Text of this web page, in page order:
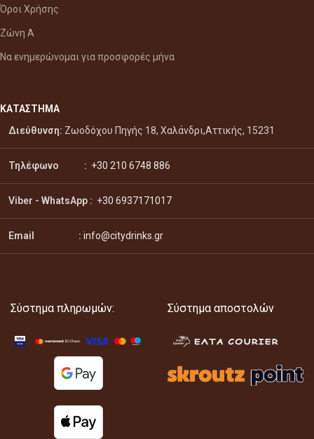
Όροι Χρήσης
Ζώνη Α
Να ενημερώνομαι για προσφορές μήνα
ΚΑΤΑΣΤΗΜΑ
Διεύθυνση: Ζωοδόχου Πηγής 18, Χαλάνδρι,Αττικής, 15231
Τηλέφωνο : +30 210 6748 886
Viber - WhatsApp : +30 6937171017
Email : info@citydrinks.gr
Σύστημα πληρωμών: Σύστημα αποστολών